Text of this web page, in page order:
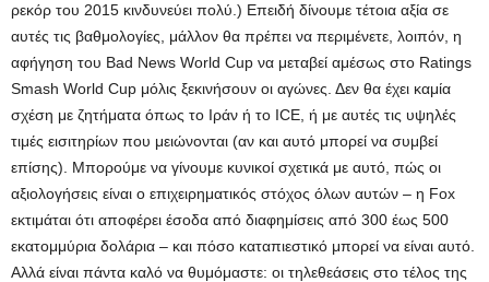
ρεκόρ του 2015 κινδυνεύει πολύ.) Επειδή δίνουμε τέτοια αξία σε
αυτές τις βαθμολογίες, μάλλον θα πρέπει να περιμένετε, λοιπόν, η
αφήγηση του Bad News World Cup να μεταβεί αμέσως στο Ratings
Smash World Cup μόλις ξεκινήσουν οι αγώνες. Δεν θα έχει καμία
σχέση με ζητήματα όπως το Ιράν ή το ICE, ή με αυτές τις υψηλές
τιμές εισιτηρίων που μειώνονται (αν και αυτό μπορεί να συμβεί
επίσης). Μπορούμε να γίνουμε κυνικοί σχετικά με αυτό, πώς οι
αξιολογήσεις είναι ο επιχειρηματικός στόχος όλων αυτών – η Fox
εκτιμάται ότι αποφέρει έσοδα από διαφημίσεις από 300 έως 500
εκατομμύρια δολάρια – και πόσο καταπιεστικό μπορεί να είναι αυτό.
Αλλά είναι πάντα καλό να θυμόμαστε: οι τηλεθεάσεις στο τέλος της